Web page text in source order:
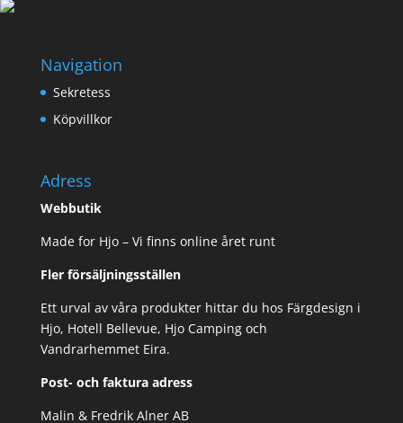
Navigation
Sekretess
Köpvillkor
Adress
Webbutik
Made for Hjo – Vi finns online året runt
Fler försäljningsställen
Ett urval av våra produkter hittar du hos Färgdesign i
Hjo, Hotell Bellevue, Hjo Camping och
Vandrarhemmet Eira.
Post- och faktura adress
Malin & Fredrik Alner AB